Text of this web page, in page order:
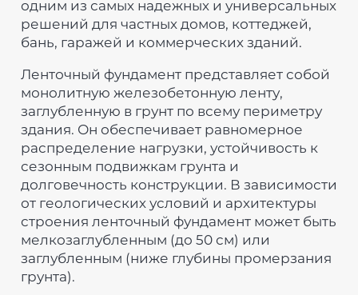
одним из самых надежных и универсальных
решений для частных домов, коттеджей,
бань, гаражей и коммерческих зданий.
Ленточный фундамент представляет собой
монолитную железобетонную ленту,
заглубленную в грунт по всему периметру
здания. Он обеспечивает равномерное
распределение нагрузки, устойчивость к
сезонным подвижкам грунта и
долговечность конструкции. В зависимости
от геологических условий и архитектуры
строения ленточный фундамент может быть
мелкозаглубленным (до 50 см) или
заглубленным (ниже глубины промерзания
грунта).